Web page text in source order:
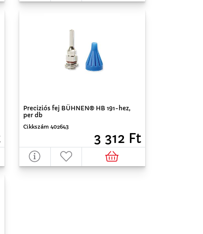
Preciziós fej BÜHNEN® HB 191-hez,
per db
Cikkszám 402643
3 312 Ft